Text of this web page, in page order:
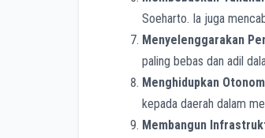
Soeharto. Ia juga
Menyelenggarakan
paling bebas dan adil
Menghidupkan
kepada daerah dalam
Membangun